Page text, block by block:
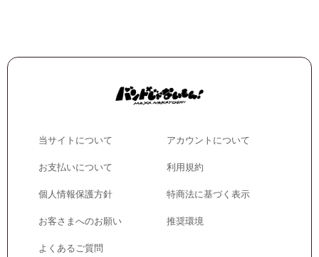
当サイトについて
アカウントについて
お支払いについて
利用規約
個人情報保護方針
特商法に基づく表示
お客さまへのお願い
推奨環境
よくあるご質問